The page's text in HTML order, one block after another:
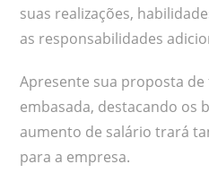
suas realizações,
as responsabilidades
Apresente sua proposta
embasada, destacando os
aumento de salário trará
para a empresa.